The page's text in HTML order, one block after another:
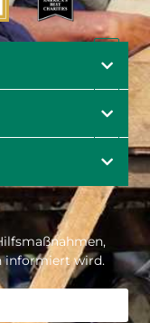
informiert wird.